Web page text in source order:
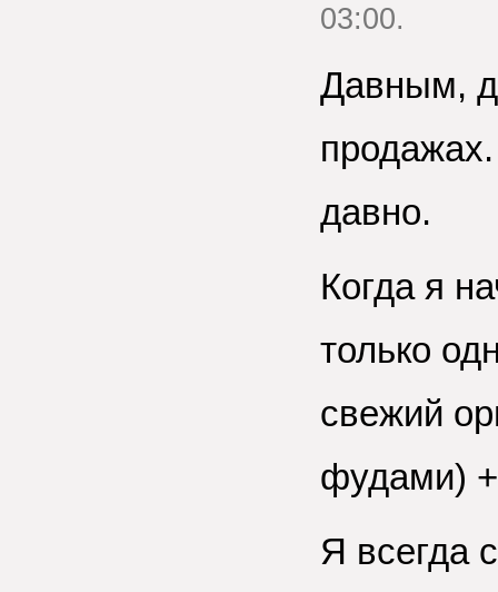
03:00.
Давным,
давно.
Когда я
только
свежий
фудами) +
Я всегда